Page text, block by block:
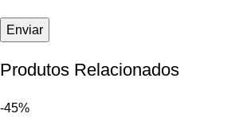
Produtos Relacionados
-45%